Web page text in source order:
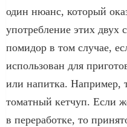
один нюанс, который
употребление этих двух
помидор в том случае,
использован для
или напитка. Например,
томатный кетчуп. Если
в переработке, то